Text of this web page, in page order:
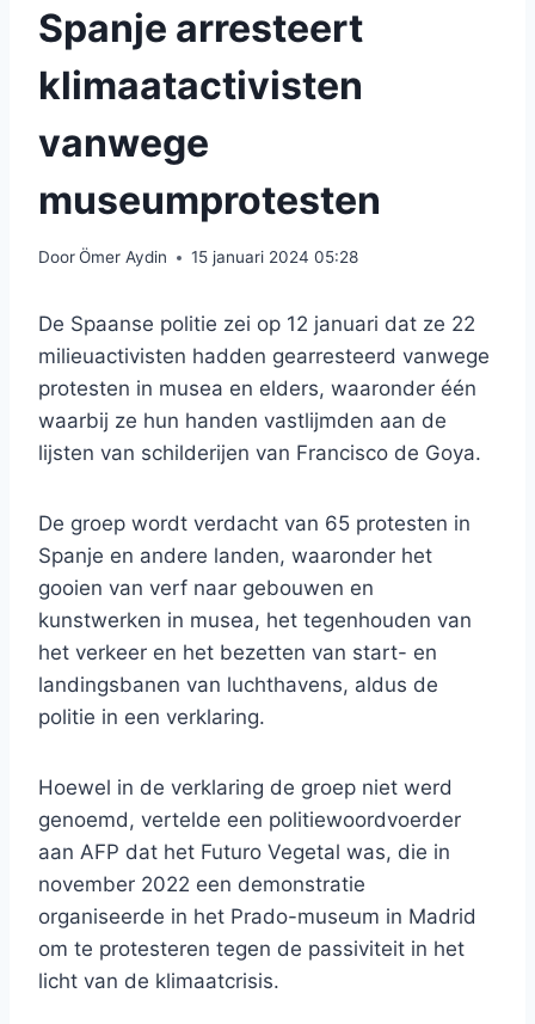
Spanje arresteert
klimaatactivisten
vanwege
museumprotesten
DoorÖmer Aydin 15 januari 2024 05:28
De Spaanse politie zei op 12 januari dat ze 22
milieuactivisten hadden gearresteerd vanwege
protesten in musea en elders, waaronder één
waarbij ze hun handen vastlijmden aan de
lijsten van schilderijen van Francisco de Goya.
De groep wordt verdacht van 65 protesten in
Spanje en andere landen, waaronder het
gooien van verf naar gebouwen en
kunstwerken in musea, het tegenhouden van
het verkeer en het bezetten van start- en
landingsbanen van luchthavens, aldus de
politie in een verklaring.
Hoewel in de verklaring de groep niet werd
genoemd, vertelde een politiewoordvoerder
aan AFP dat het Futuro Vegetal was, die in
november 2022 een demonstratie
organiseerde in het Prado-museum in Madrid
om te protesteren tegen de passiviteit in het
licht van de klimaatcrisis.